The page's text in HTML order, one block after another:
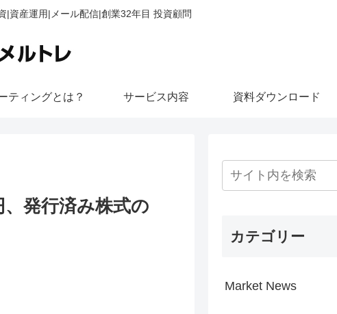
|資産運用|メール配信|創業32年目 投資顧問
ティングとは？ サービス内容 資料ダウンロード
発行済み株式の
カテゴリー
Market News